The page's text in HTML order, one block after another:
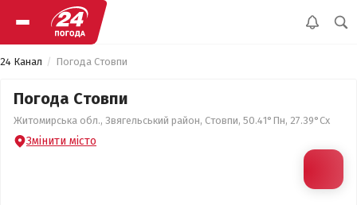
24 Канал Погода Стовпи
Погода Стовпи
Житомирська обл., Звягельський район, Стовпи, 50.41°Пн, 27.39°Сх
Змінити місто